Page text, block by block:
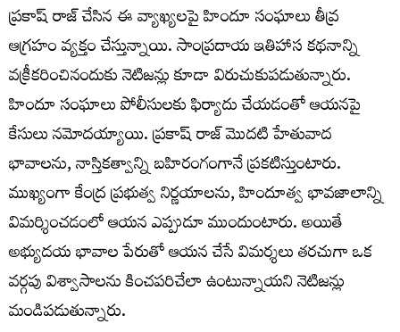
ప్రకాష్‌ రాజ్‌ చేసిన ఈ వ్యాఖ్యలపై హిందూ సంఘాలు తీవ్ర
ఆగ్రహం వ్యక్తం చేస్తున్నాయి. సాంప్రదాయ ఇతిహాస కథనాన్ని
వక్రీకరించినందుకు నెటిజన్లు కూడా విరుచుకుపడుతున్నారు.
హిందూ సంఘాలు పోలీసులకు ఫిర్యాదు చేయడంతో ఆయనపై
కేసులు నమోదయ్యాయి. ప్రకాష్ రాజ్ మొదటి హేతువాద
భావాలను, నాస్తికత్వాన్ని బహిరంగంగానే ప్రకటిస్తుంటారు.
ముఖ్యంగా కేంద్ర ప్రభుత్వ నిర్ణయాలను, హిందూత్వ భావజాలాన్ని
విమర్శించడంలో ఆయన ఎప్పుడూ ముందుంటారు. అయితే
అభ్యుదయ భావాల పేరుతో ఆయన చేసే విమర్శలు తరచుగా ఒక
వర్గపు విశ్వాసాలను కించపరిచేలా ఉంటున్నాయని నెటిజన్లు
మండిపడుతున్నారు.